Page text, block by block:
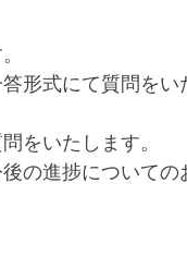
形式にて質問をい
をいたします。
の進捗についての